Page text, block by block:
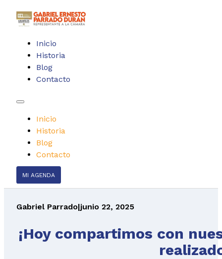
Inicio
Historia
Blog
Contacto
Inicio
Historia
Blog
Contacto
MI AGENDA
Gabriel Parrado|junio 22, 2025
¡Hoy compartimos con